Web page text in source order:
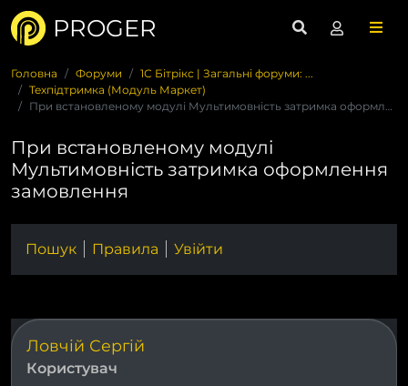
PROGER
Головна Форуми
1С Бітрікс | Загальні форуми: ...
Техпідтримка (Модуль Маркет)
При встановленому модулі Мультимовність затримка оформлення ...
При встановленому модулі
Мультимовність затримка оформлення
замовлення
Пошук Правила Увійти
Ловчій Сергій
Користувач